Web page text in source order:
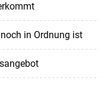
in Ordnung ist